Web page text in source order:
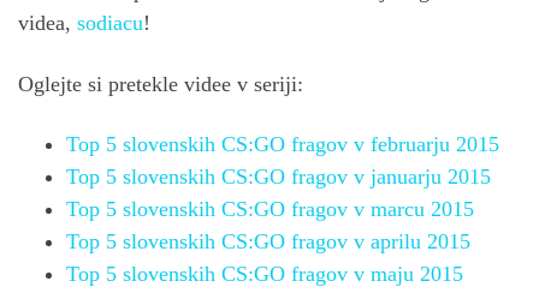
videa, sodiacu!
Oglejte si pretekle videe v seriji:
Top 5 slovenskih CS:GO fragov v februarju 2015
Top 5 slovenskih CS:GO fragov v januarju 2015
Top 5 slovenskih CS:GO fragov v marcu 2015
Top 5 slovenskih CS:GO fragov v aprilu 2015
Top 5 slovenskih CS:GO fragov v maju 2015